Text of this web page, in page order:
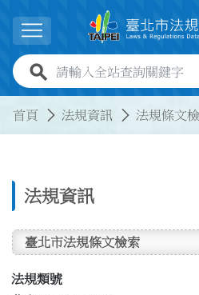
展開選單
全站查詢關鍵字欄位
首頁 法規資訊 法規條文
法規資訊
臺北市法規條文檢索
法規類號